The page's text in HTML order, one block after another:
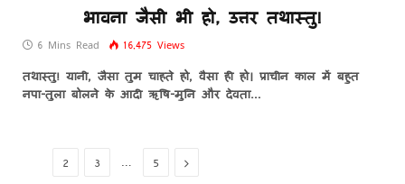
भावना जैसी भी हो, उत्तर तथास्तु!
6 Mins Read 16,475 Views
तथास्तु! यानी, जैसा तुम चाहते हो, वैसा ही हो। प्राचीन काल में बहुत
नपा-तुला बोलने के आदी ऋषि-मुनि और देवता…
2 3 … 5 Next